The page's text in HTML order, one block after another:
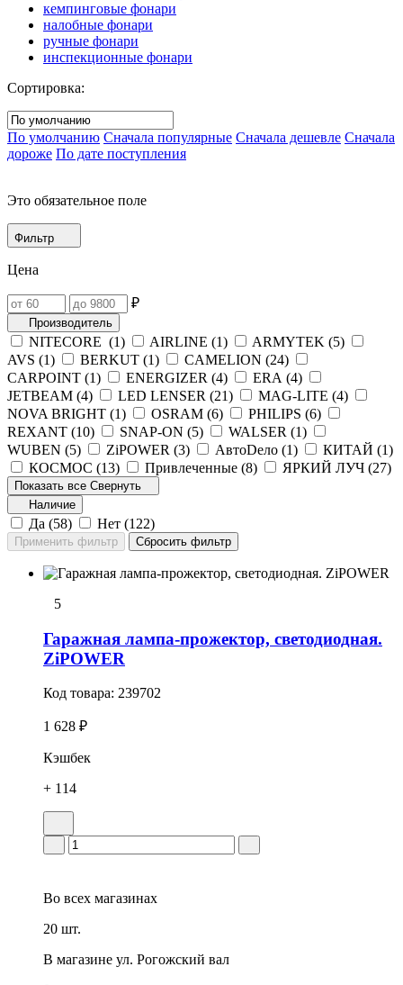
кемпинговые фонари
налобные фонари
ручные фонари
инспекционные фонари
Сортировка:
По умолчанию Сначала популярные Сначала дешевле Сначала
дороже По дате поступления
Это обязательное поле
Фильтр
Цена
₽
Производитель
NITECORE (1) AIRLINE (1) ARMYTEK (5)
AVS (1) BERKUT (1) CAMELION (24)
CARPOINT (1) ENERGIZER (4) ERA (4)
JETBEAM (4) LED LENSER (21) MAG-LITE (4)
NOVA BRIGHT (1) OSRAM (6) PHILIPS (6)
REXANT (10) SNAP-ON (5) WALSER (1)
WUBEN (5) ZiPOWER (3) АвтоDело (1) КИТАЙ (1)
КОСМОС (13) Привлеченные (8) ЯРКИЙ ЛУЧ (27)
Показать все Свернуть
Наличие
Да (58) Нет (122)
5
Гаражная лампа-прожектор, светодиодная.
ZiPOWER
Код товара: 239702
1 628 ₽
Кэшбек
+ 114
Во всех магазинах
20 шт.
В магазине ул. Рогожский вал